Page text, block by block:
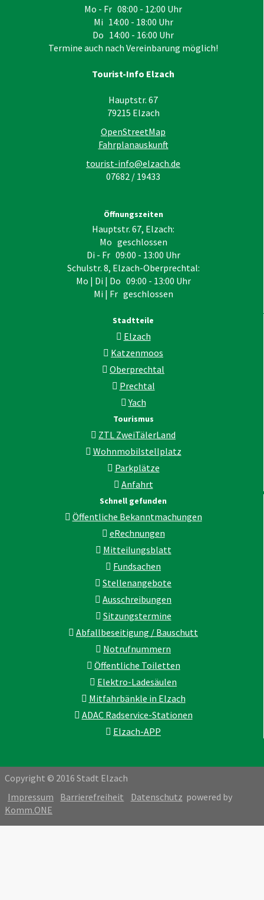
Mo - Fr 08:00 - 12:00 Uhr
Mi 14:00 - 18:00 Uhr
Do 14:00 - 16:00 Uhr
Termine auch nach Vereinbarung möglich!
Tourist-Info Elzach
Hauptstr. 67
79215 Elzach
OpenStreetMap
Fahrplanauskunft
tourist-info@elzach.de
07682 / 19433
Öffnungszeiten
Hauptstr. 67, Elzach:
Mo geschlossen
Di - Fr 09:00 - 13:00 Uhr
Schulstr. 8, Elzach-Oberprechtal:
Mo | Di | Do 09:00 - 13:00 Uhr
Mi | Fr geschlossen
Stadtteile
Elzach
Katzenmoos
Oberprechtal
Prechtal
Yach
Tourismus
ZTL ZweiTälerLand
Wohnmobilstellplatz
Parkplätze
Anfahrt
Schnell gefunden
Öffentliche Bekanntmachungen
eRechnungen
Mitteilungsblatt
Fundsachen
Stellenangebote
Ausschreibungen
Sitzungstermine
Abfallbeseitigung / Bauschutt
Notrufnummern
Öffentliche Toiletten
Elektro-Ladesäulen
Mitfahrbänkle in Elzach
ADAC Radservice-Stationen
Elzach-APP
Copyright © 2016 Stadt Elzach
Impressum
Barrierefreiheit Datenschutz powered by
Komm.ONE